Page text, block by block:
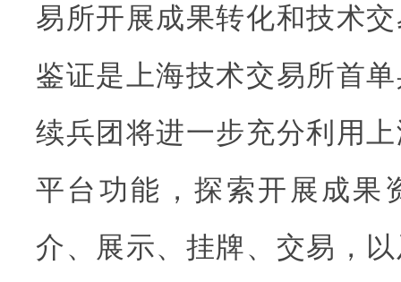
易所开展成果转化和技术
鉴证是上海技术交易所首
续兵团将进一步充分利用
平台功能，探索开展成果
介、展示、挂牌、交易，